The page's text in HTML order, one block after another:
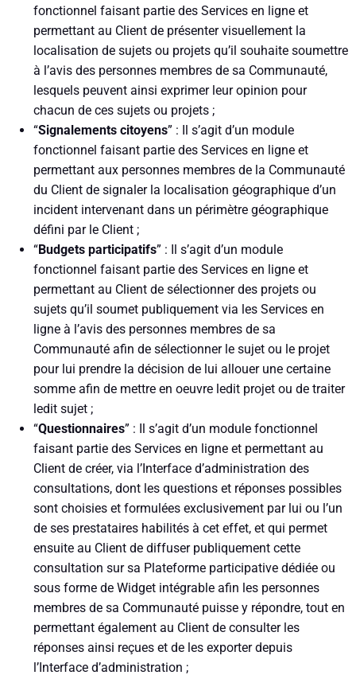
fonctionnel faisant partie des Services en ligne et
permettant au Client de présenter visuellement la
localisation de sujets ou projets qu’il souhaite soumettre
à l’avis des personnes membres de sa Communauté,
lesquels peuvent ainsi exprimer leur opinion pour
chacun de ces sujets ou projets ;
“Signalements citoyens” : Il s’agit d’un module
fonctionnel faisant partie des Services en ligne et
permettant aux personnes membres de la Communauté
du Client de signaler la localisation géographique d’un
incident intervenant dans un périmètre géographique
défini par le Client ;
“Budgets participatifs” : Il s’agit d’un module
fonctionnel faisant partie des Services en ligne et
permettant au Client de sélectionner des projets ou
sujets qu’il soumet publiquement via les Services en
ligne à l’avis des personnes membres de sa
Communauté afin de sélectionner le sujet ou le projet
pour lui prendre la décision de lui allouer une certaine
somme afin de mettre en oeuvre ledit projet ou de traiter
ledit sujet ;
“Questionnaires” : Il s’agit d’un module fonctionnel
faisant partie des Services en ligne et permettant au
Client de créer, via l’Interface d’administration des
consultations, dont les questions et réponses possibles
sont choisies et formulées exclusivement par lui ou l’un
de ses prestataires habilités à cet effet, et qui permet
ensuite au Client de diffuser publiquement cette
consultation sur sa Plateforme participative dédiée ou
sous forme de Widget intégrable afin les personnes
membres de sa Communauté puisse y répondre, tout en
permettant également au Client de consulter les
réponses ainsi reçues et de les exporter depuis
l’Interface d’administration ;